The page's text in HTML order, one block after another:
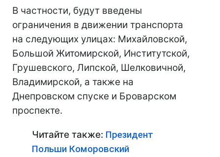
В частности, будут введены
ограничения в движении транспорта
на следующих улицах: Михайловской,
Большой Житомирской, Институтской,
Грушевского, Липской, Шелковичной,
Владимирской, а также на
Днепровском спуске и Броварском
проспекте.
Читайте также: Президент
Польши Коморовский